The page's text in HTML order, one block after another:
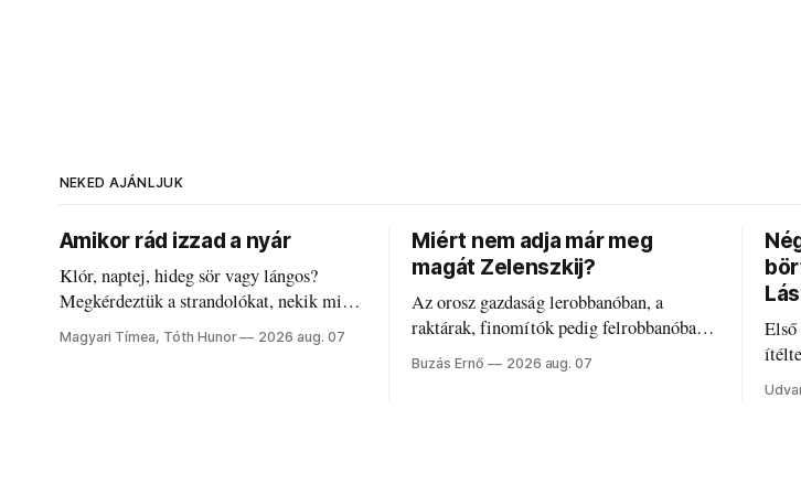
NEKED AJÁNLJUK
Amikor rád izzad a nyár
Klór, naptej, hideg sör vagy lángos?
Megkérdeztük a strandolókat, nekik mi
jelenti a nyarat, és hogyan bírják a
kánikulát.
Magyari Tímea, Tóth Hunor 2026 aug. 07
Miért nem adja már meg
magát Zelenszkij?
Az orosz gazdaság lerobbanóban, a
raktárak, finomítók pedig felrobbanóban.
Akárcsak az ukrán népharag, amikor
elégedetlen vezetőivel.
Buzás Ernő 2026 aug. 07
Első